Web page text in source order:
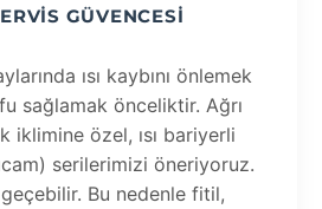
GÜVENCESI
ısı kaybını önlemek
sağlamak önceliktir. Ağrı
iklimine özel, ısı bariyerli
serilerimizi öneriyoruz.
geçebilir. Bu nedenle fitil,